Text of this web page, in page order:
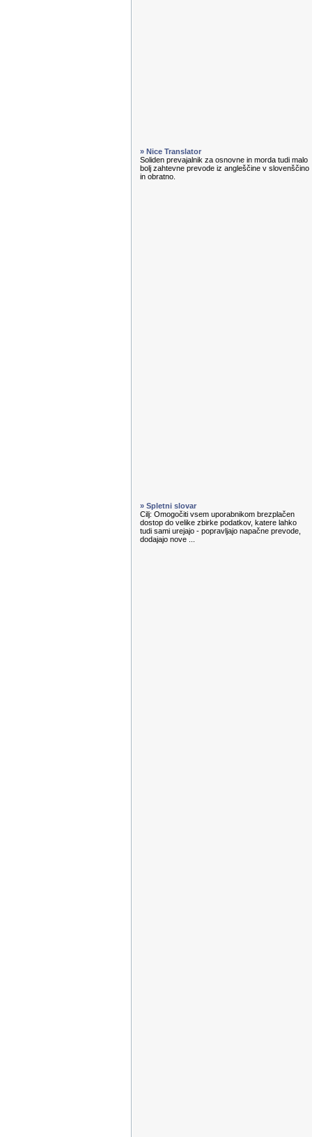
» Nice Translator
Soliden prevajalnik za osnovne in morda tudi malo
bolj zahtevne prevode iz angleščine v slovenščino
in obratno.
» Spletni slovar
Cilj: Omogočiti vsem uporabnikom brezplačen
dostop do velike zbirke podatkov, katere lahko
tudi sami urejajo - popravljajo napačne prevode,
dodajajo nove ...